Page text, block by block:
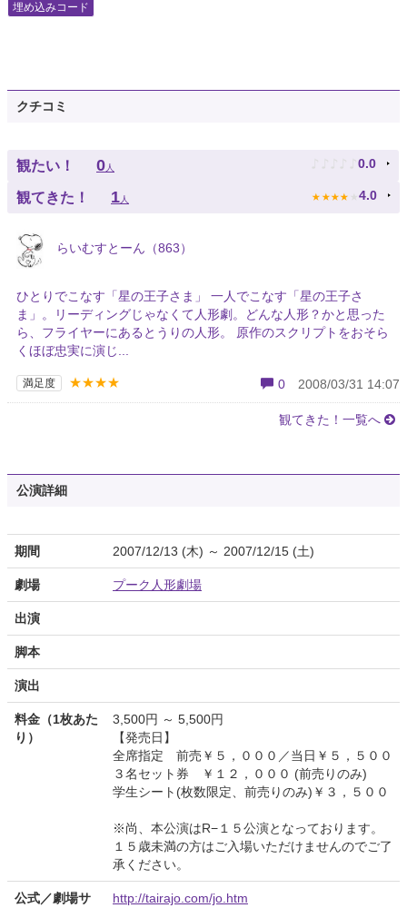
埋め込みコード
クチコミ
観たい！ 0人 ♪ ♪ ♪ ♪ ♪ 0.0
観てきた！ 1人 ★ ★ ★ ★ ★ 4.0
らいむすとーん（863）
ひとりでこなす「星の王子さま」 一人でこなす「星の王子さ
ま」。リーディングじゃなくて人形劇。どんな人形？かと思った
ら、フライヤーにあるとうりの人形。 原作のスクリプトをおそら
くほぼ忠実に演じ...
満足度 ★★★★ 0 2008/03/31 14:07
観てきた！一覧へ
公演詳細
期間 2007/12/13 (木) ～ 2007/12/15 (土)
劇場 プーク人形劇場
出演
脚本
演出
料金（1枚あた
り）
3,500円 ～ 5,500円
【発売日】
全席指定 前売￥５，０００／当日￥５，５００
３名セット券 ￥１２，０００ (前売りのみ)
学生シート(枚数限定、前売りのみ)￥３，５００
※尚、本公演はR−１５公演となっております。
１５歳未満の方はご入場いただけませんのでご了
承ください。
公式／劇場サ
http://tairajo.com/jo.htm